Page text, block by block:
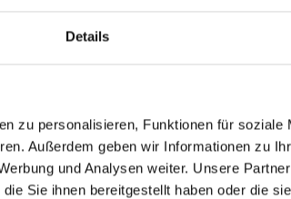
Details
zu personalisieren, Funktionen für soziale
Außerdem geben wir Informationen zu
und Analysen weiter. Unsere
Sie ihnen bereitgestellt haben oder die
Interieur wunderbar ergänzt.
Weise ein und verleihen
und direkt von unserem
oder eine stilvolle
sondern auch seine